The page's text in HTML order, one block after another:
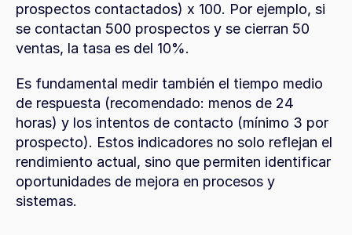
prospectos contactados) x 100. Por ejemplo, si
se contactan 500 prospectos y se cierran 50
ventas, la tasa es del 10%.
Es fundamental medir también el tiempo medio
de respuesta (recomendado: menos de 24
horas) y los intentos de contacto (mínimo 3 por
prospecto). Estos indicadores no solo reflejan el
rendimiento actual, sino que permiten identificar
oportunidades de mejora en procesos y
sistemas.